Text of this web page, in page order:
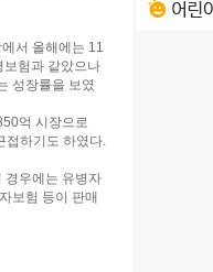
서 올해에는 11
험과 같았으나
성장률을 보였
억 시장으로
접하기도 하였다.
경우에는 유병자
보험 등이 판매